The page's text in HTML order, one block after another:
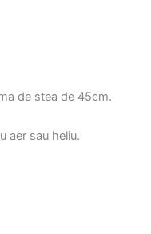
de stea de 45cm.
aer sau heliu.